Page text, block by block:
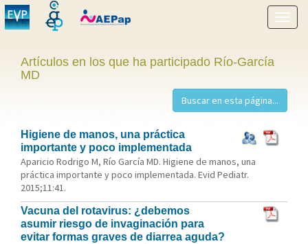
menú
Artículos en los que ha participado Río-García
MD
Higiene de manos, una práctica
importante y poco implementada
Aparicio Rodrigo M, Río García MD. Higiene de manos, una
práctica importante y poco implementada. Evid Pediatr.
2015;11:41.
Vacuna del rotavirus: ¿debemos
asumir riesgo de invaginación para
evitar formas graves de diarrea aguda?